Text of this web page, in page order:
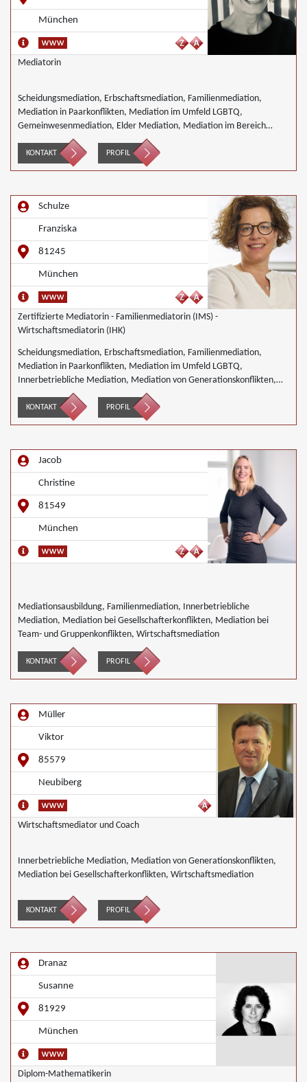
München
Mediatorin
Scheidungsmediation, Erbschaftsmediation, Familienmediation,
Mediation in Paarkonflikten, Mediation im Umfeld LGBTQ,
Gemeinwesenmediation, Elder Mediation, Mediation im Bereich
Integration und Inklusion, Interkulturelle Mediation,
Nachbarschaftsmediation, Schulmediation
KONTAKT PROFIL
Schulze
Franziska
81245
München
Zertifizierte Mediatorin - Familienmediatorin (IMS) -
Wirtschaftsmediatorin (IHK)
Scheidungsmediation, Erbschaftsmediation, Familienmediation,
Mediation in Paarkonflikten, Mediation im Umfeld LGBTQ,
Innerbetriebliche Mediation, Mediation von Generationskonflikten,
Mediation bei Team- und Gruppenkonflikten, Mediation von
Unternehmensnachfolgen, Nachbarschaftsmediation, Schulmediation
KONTAKT PROFIL
Jacob
Christine
81549
München
Mediationsausbildung, Familienmediation, Innerbetriebliche
Mediation, Mediation bei Gesellschafterkonflikten, Mediation bei
Team- und Gruppenkonflikten, Wirtschaftsmediation
KONTAKT PROFIL
Müller
Viktor
85579
Neubiberg
Wirtschaftsmediator und Coach
Innerbetriebliche Mediation, Mediation von Generationskonflikten,
Mediation bei Gesellschafterkonflikten, Wirtschaftsmediation
KONTAKT PROFIL
Dranaz
Susanne
81929
München
Diplom-Mathematikerin